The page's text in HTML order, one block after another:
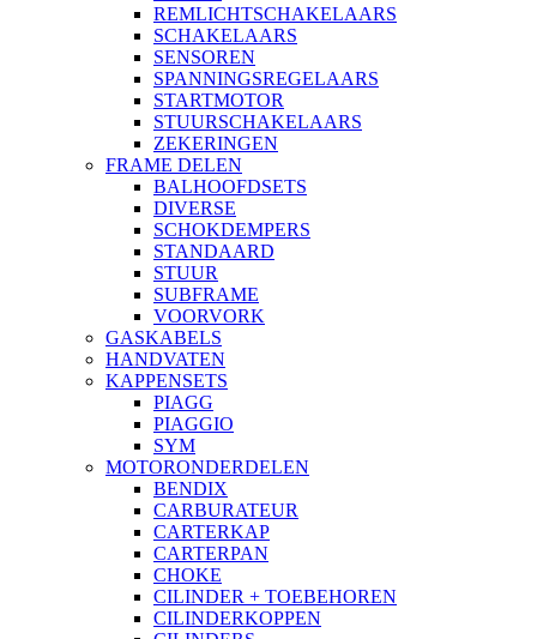
REMLICHTSCHAKELAARS
SCHAKELAARS
SENSOREN
SPANNINGSREGELAARS
STARTMOTOR
STUURSCHAKELAARS
ZEKERINGEN
FRAME DELEN
BALHOOFDSETS
DIVERSE
SCHOKDEMPERS
STANDAARD
STUUR
SUBFRAME
VOORVORK
GASKABELS
HANDVATEN
KAPPENSETS
PIAGG
PIAGGIO
SYM
MOTORONDERDELEN
BENDIX
CARBURATEUR
CARTERKAP
CARTERPAN
CHOKE
CILINDER + TOEBEHOREN
CILINDERKOPPEN